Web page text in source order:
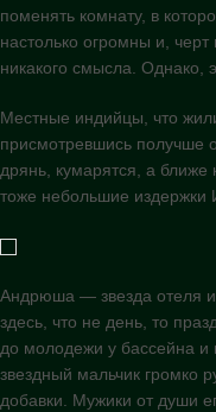
поменять комнату, в
настолько огромны и,
никакого смысла. Однако,
Местные индийцы, что
присмотревшись получше
дрянь, кумарятся, а ближе
тоже небольшие издержки
Андрюша — звезда отеля и
здесь, что не день, то
до молодежи у бассейна и
звездный мальчик громко
добавки. Мужики от души